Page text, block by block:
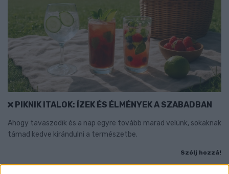
PIKNIK ITALOK: ÍZEK ÉS ÉLMÉNYEK A SZABADBAN
Ahogy tavaszodik és a nap egyre tovább marad velünk, sokaknak
támad kedve kirándulni a természetbe.
Szólj hozzá!